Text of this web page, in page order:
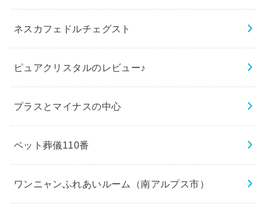
ネスカフェドルチェグスト
ピュアクリスタルのレビュー♪
プラスとマイナスの中心
ペット葬儀110番
ワンニャンふれあいルーム（南アルプス市）